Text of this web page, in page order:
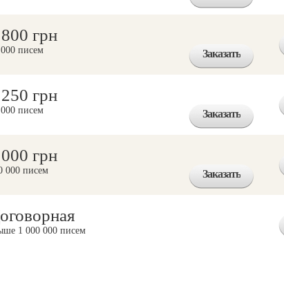
грн
писем Заказать
грн
писем Заказать
грн
000 писем Заказать
1 000 000 писем